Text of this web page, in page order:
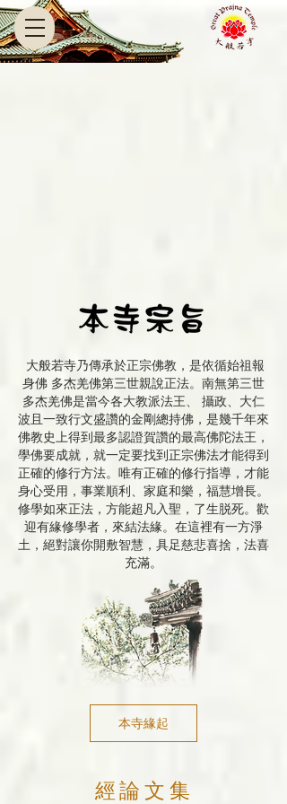
大般若寺乃傳承於正宗佛教，是依循始祖報
身佛 多杰羌佛第三世親說正法。南無第三世
多杰羌佛是當今各大教派法王、 攝政、大仁
波且一致行文盛讚的金剛總持佛，是幾千年來
佛教史上得到最多認證賀讚的最高佛陀法王，
學佛要成就，就一定要找到正宗佛法才能得到
正確的修行方法。唯有正確的修行指導，才能
身心受用，事業順利、家庭和樂，福慧增長。
修學如來正法，方能超凡入聖，了生脱死。歡
迎有緣修學者，來結法緣。在這裡有一方淨
土，絕對讓你開敷智慧，具足慈悲喜捨，法喜
充滿。
本寺緣起
經論文集